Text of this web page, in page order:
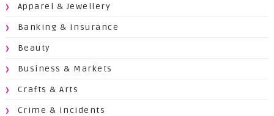
Apparel & Jewellery
Banking & Insurance
Beauty
Business & Markets
Crafts & Arts
Crime & Incidents